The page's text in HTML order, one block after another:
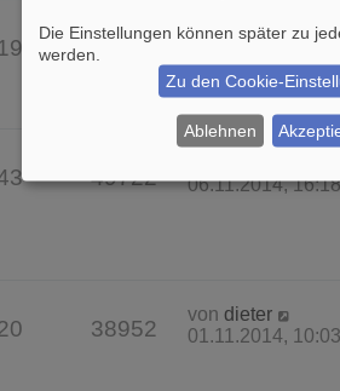
19 33390
vondieter
49722
06.11.2014, 16:18
38952
von dieter
01.11.2014, 10:03
Die Einstellungen können später zu
werden.
Zu den Cookie-
Ablehnen